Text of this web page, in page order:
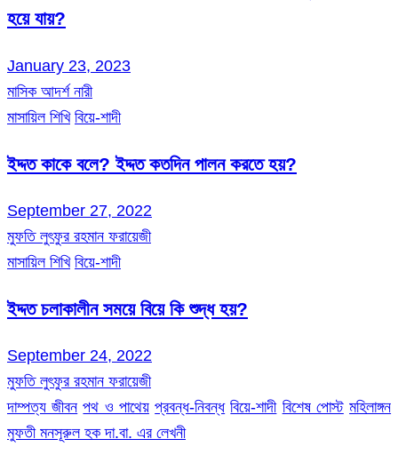
হয়ে যায়?
January 23, 2023
মাসিক আদর্শ নারী
মাসায়িল শিখি বিয়ে-শাদী
ইদ্দত কাকে বলে? ইদ্দত কতদিন পালন করতে হয়?
September 27, 2022
মুফতি লুৎফুর রহমান ফরায়েজী
মাসায়িল শিখি বিয়ে-শাদী
ইদ্দত চলাকালীন সময়ে বিয়ে কি শুদ্ধ হয়?
September 24, 2022
মুফতি লুৎফুর রহমান ফরায়েজী
দাম্পত্য জীবন পথ ও পাথেয় প্রবন্ধ-নিবন্ধ বিয়ে-শাদী বিশেষ পোস্ট মহিলাঙ্গন
মুফতী মনসূরুল হক দা.বা. এর লেখনী